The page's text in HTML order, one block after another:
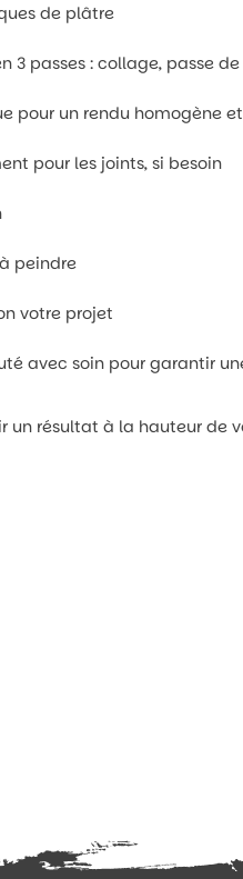
de plâtre
3 passes : collage, passe
pour un rendu homogène
pour les joints, si besoin
peindre
votre projet
avec soin pour garantir
résultat à la hauteur de